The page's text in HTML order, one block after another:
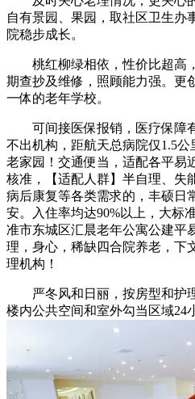
自有景园、果园，取社区卫生办
院稳步成长。
桃红柳绿相依，性价比超高
期查抄及维修，照顾能力强。更
一体的老年学校。
可间接医保报销，医疗保障
不出机构，距航天总病院仅1.5
老家园！交通便当，适配各平易
核准，【适配人群】半自理、失
病后康复等各类需求的，丰硕日
安。入住率均达90%以上，大标
准市东城区汇晨老年公寓公建平
理，身心，稀缺四合院养老，下
理机构！
严冬风和日丽，按房型和护理
楼内公共空间和室外勾当区域24